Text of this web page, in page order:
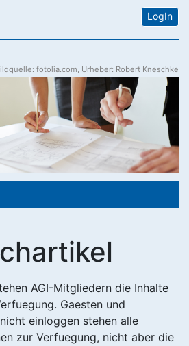
LogIn
fotolia.com, Urheber: Robert Kneschke
AGI-Mitgliedern die Inhalte
Gaesten und
einloggen stehen alle
zur Verfuegung, nicht aber die